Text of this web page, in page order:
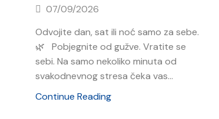
07/09/2026
Odvojite dan, sat ili noć samo za sebe.
🌿 Pobjegnite od gužve. Vratite se
sebi. Na samo nekoliko minuta od
svakodnevnog stresa čeka vas...
Continue Reading